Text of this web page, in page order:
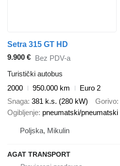
Setra 315 GT HD
9.900 € Bez PDV-a
Turistički autobus
2000
950.000 km
Euro 2
Snaga 381 k.s. (280 kW) Gorivo
Ogibljenje pneumatski/pneumatski
Poljska, Mikulin
AGAT TRANSPORT